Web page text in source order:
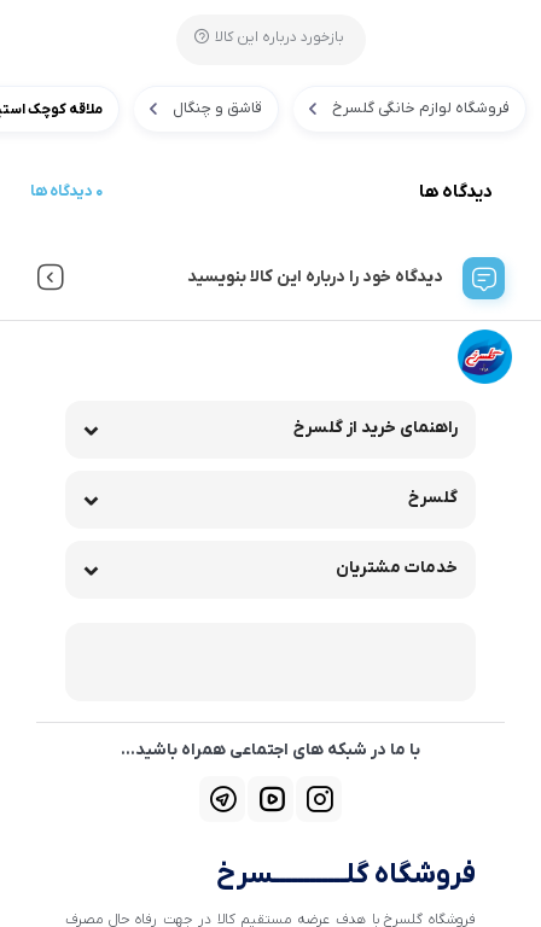
بازخورد درباره این کالا
فروشگاه لوازم خانگی گلسرخ قاشق و چنگال ملاقه کوچک
دیدگاه ها 0 دیدگاه ها
دیدگاه خود را درباره این کالا بنویسید
راهنمای خرید از گلسرخ
گلسرخ
خدمات مشتریان
با ما در شبکه های اجتماعی همراه باشید...
فروشگاه گلــــــــــــسرخ
فروشگاه گلسرخ با هدف عرضه مستقیم کالا در جهت رفاه حال مصرف